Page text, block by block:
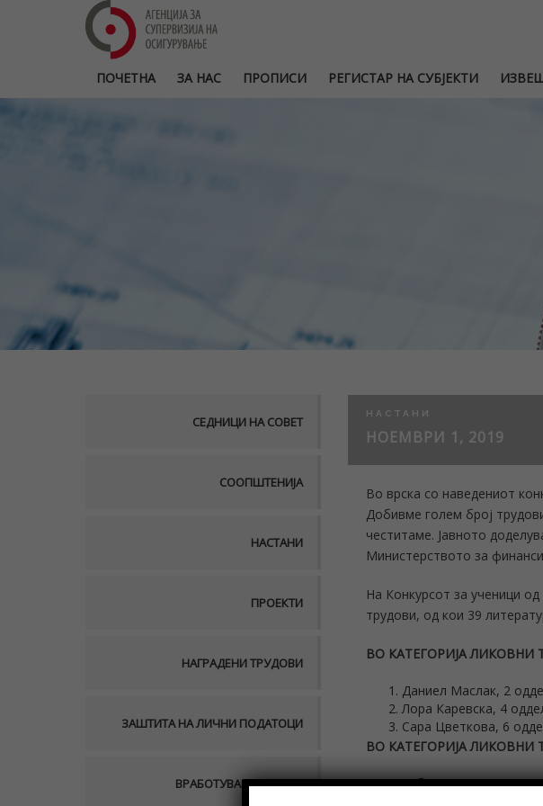
ПОЧЕТНА ЗА НАС ПРОПИСИ РЕГИСТАР НА СУБЈЕКТИ
СЕДНИЦИ НА СОВЕТ
СООПШТЕНИЈА
НАСТАНИ
ПРОЕКТИ
НАГРАДЕНИ ТРУДОВИ
ЗАШТИТА НА ЛИЧНИ ПОДАТОЦИ
ВРАБОТУВАЊЕ ВО АСО
НАСТАНИ
НОЕМВРИ 1, 2019
Во врска со наведениот
Добивме голем број
честитаме. Јавното
Министерството за
На Конкурсот за ученици
трудови, од кои 39
ВО КАТЕГОРИЈА ЛИКОВНИ
Даниел Маслак, 2
Лора Каревска, 4
Сара Цветкова, 6
ВО КАТЕГОРИЈА ЛИКОВНИ
Габи Давкова, 7